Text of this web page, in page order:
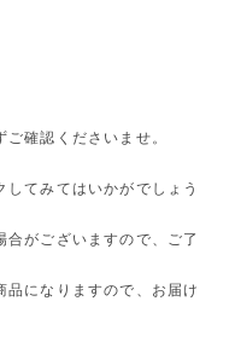
確認くださいませ。
てみてはいかがでしょう
がございますので、ご了
品になりますので、お届け